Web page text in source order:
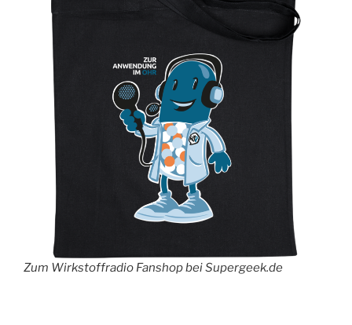
Zum Wirkstoffradio Fanshop bei Supergeek.de